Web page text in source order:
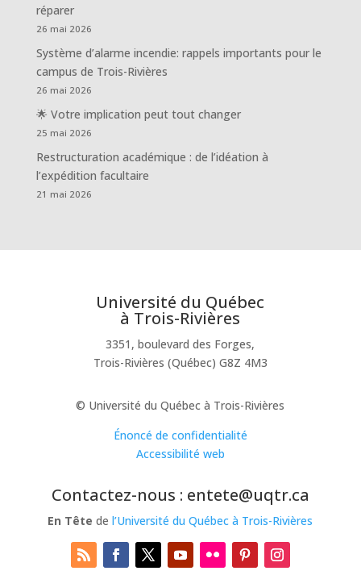
réparer
26 mai 2026
Système d’alarme incendie: rappels importants pour le
campus de Trois-Rivières
26 mai 2026
🌟 Votre implication peut tout changer
25 mai 2026
Restructuration académique : de l’idéation à
l’expédition facultaire
21 mai 2026
Université du Québec
à Trois-Rivières
3351, boulevard des Forges,
Trois-Rivières (Québec) G8Z 4M3
© Université du Québec à Trois-Rivières
Énoncé de confidentialité
Accessibilité web
Contactez-nous : entete@uqtr.ca
En Tête del’Université du Québec à Trois-Rivières